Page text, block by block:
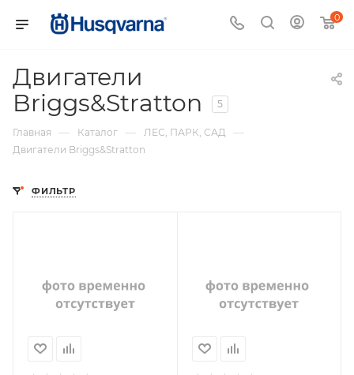
0
Двигатели
Briggs&Stratton
5
Главная — Каталог — ЛЕС, ПАРК, САД —
Двигатели Briggs&Stratton
ФИЛЬТР